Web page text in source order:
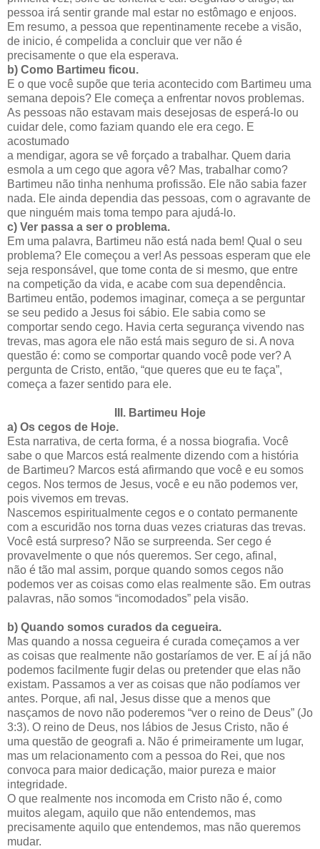
pessoa irá sentir grande mal estar no estômago e enjoos.
Em resumo, a pessoa que repentinamente recebe a visão,
de inicio, é compelida a concluir que ver não é
precisamente o que ela esperava.
b) Como Bartimeu ficou.
E o que você supõe que teria acontecido com Bartimeu uma
semana depois? Ele começa a enfrentar novos problemas.
As pessoas não estavam mais desejosas de esperá-lo ou
cuidar dele, como faziam quando ele era cego. E
acostumado
a mendigar, agora se vê forçado a trabalhar. Quem daria
esmola a um cego que agora vê? Mas, trabalhar como?
Bartimeu não tinha nenhuma profissão. Ele não sabia fazer
nada. Ele ainda dependia das pessoas, com o agravante de
que ninguém mais toma tempo para ajudá-lo.
c) Ver passa a ser o problema.
Em uma palavra, Bartimeu não está nada bem! Qual o seu
problema? Ele começou a ver! As pessoas esperam que ele
seja responsável, que tome conta de si mesmo, que entre
na competição da vida, e acabe com sua dependência.
Bartimeu então, podemos imaginar, começa a se perguntar
se seu pedido a Jesus foi sábio. Ele sabia como se
comportar sendo cego. Havia certa segurança vivendo nas
trevas, mas agora ele não está mais seguro de si. A nova
questão é: como se comportar quando você pode ver? A
pergunta de Cristo, então, “que queres que eu te faça”,
começa a fazer sentido para ele.
III. Bartimeu Hoje
a) Os cegos de Hoje.
Esta narrativa, de certa forma, é a nossa biografia. Você
sabe o que Marcos está realmente dizendo com a história
de Bartimeu? Marcos está afirmando que você e eu somos
cegos. Nos termos de Jesus, você e eu não podemos ver,
pois vivemos em trevas.
Nascemos espiritualmente cegos e o contato permanente
com a escuridão nos torna duas vezes criaturas das trevas.
Você está surpreso? Não se surpreenda. Ser cego é
provavelmente o que nós queremos. Ser cego, afinal,
não é tão mal assim, porque quando somos cegos não
podemos ver as coisas como elas realmente são. Em outras
palavras, não somos “incomodados” pela visão.
b) Quando somos curados da cegueira.
Mas quando a nossa cegueira é curada começamos a ver
as coisas que realmente não gostaríamos de ver. E aí já não
podemos facilmente fugir delas ou pretender que elas não
existam. Passamos a ver as coisas que não podíamos ver
antes. Porque, afi nal, Jesus disse que a menos que
nasçamos de novo não poderemos “ver o reino de Deus” (Jo
3:3). O reino de Deus, nos lábios de Jesus Cristo, não é
uma questão de geografi a. Não é primeiramente um lugar,
mas um relacionamento com a pessoa do Rei, que nos
convoca para maior dedicação, maior pureza e maior
integridade.
O que realmente nos incomoda em Cristo não é, como
muitos alegam, aquilo que não entendemos, mas
precisamente aquilo que entendemos, mas não queremos
mudar.